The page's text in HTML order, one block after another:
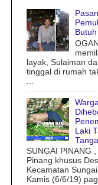
layak, Sulaiman
tinggal di rumah
Laki
SUNGAI PINANG
Pinang khusus
Kecamatan
Kamis (6/6/19)